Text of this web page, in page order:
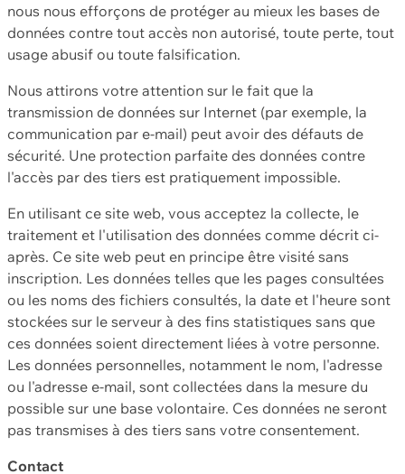
nous nous efforçons de protéger au mieux les bases de
données contre tout accès non autorisé, toute perte, tout
usage abusif ou toute falsification.
Nous attirons votre attention sur le fait que la
transmission de données sur Internet (par exemple, la
communication par e-mail) peut avoir des défauts de
sécurité. Une protection parfaite des données contre
l'accès par des tiers est pratiquement impossible.
En utilisant ce site web, vous acceptez la collecte, le
traitement et l'utilisation des données comme décrit ci-
après. Ce site web peut en principe être visité sans
inscription. Les données telles que les pages consultées
ou les noms des fichiers consultés, la date et l'heure sont
stockées sur le serveur à des fins statistiques sans que
ces données soient directement liées à votre personne.
Les données personnelles, notamment le nom, l'adresse
ou l'adresse e-mail, sont collectées dans la mesure du
possible sur une base volontaire. Ces données ne seront
pas transmises à des tiers sans votre consentement.
Contact